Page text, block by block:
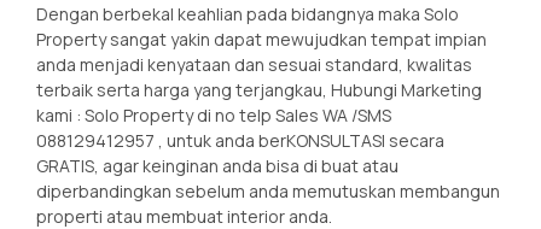
Dengan berbekal keahlian pada bidangnya maka Solo
Property sangat yakin dapat mewujudkan tempat impian
anda menjadi kenyataan dan sesuai standard, kwalitas
terbaik serta harga yang terjangkau, Hubungi Marketing
kami : Solo Property di no telp Sales WA /SMS
088129412957 , untuk anda berKONSULTASI secara
GRATIS, agar keinginan anda bisa di buat atau
diperbandingkan sebelum anda memutuskan membangun
properti atau membuat interior anda.